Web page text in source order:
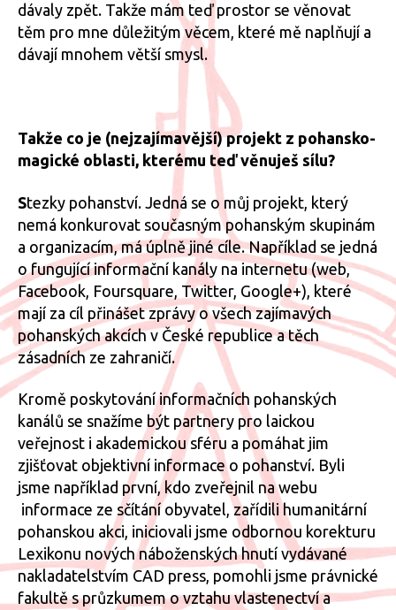
dávaly zpět. Takže mám teď prostor se věnovat
těm pro mne důležitým věcem, které mě naplňují a
dávají mnohem větší smysl.
Takže co je (nejzajímavější) projekt z pohansko-
magické oblasti, kterému teď věnuješ sílu?
Stezky pohanství. Jedná se o můj projekt, který
nemá konkurovat současným pohanským skupinám
a organizacím, má úplně jiné cíle. Například se jedná
o fungující informační kanály na internetu (web,
Facebook, Foursquare, Twitter, Google+), které
mají za cíl přinášet zprávy o všech zajímavých
pohanských akcích v České republice a těch
zásadních ze zahraničí.
Kromě poskytování informačních pohanských
kanálů se snažíme být partnery pro laickou
veřejnost i akademickou sféru a pomáhat jim
zjišťovat objektivní informace o pohanství. Byli
jsme například první, kdo zveřejnil na webu
informace ze sčítání obyvatel, zařídili humanitární
pohanskou akci, iniciovali jsme odbornou korekturu
Lexikonu nových náboženských hnutí vydávané
nakladatelstvím CAD press, pomohli jsme právnické
fakultě s průzkumem o vztahu vlastenectví a